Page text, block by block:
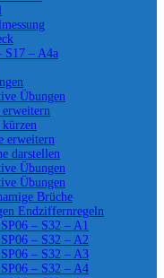
S17 – A4a
Übungen
erweitern
darstellen
Übungen
Übungen
Brüche
Endziffernregeln
– S32 – A1
– S32 – A2
– S32 – A3
– S32 – A4